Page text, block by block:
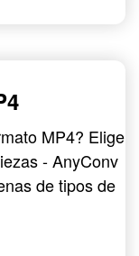
MP4? Elige
- AnyConv
de tipos de